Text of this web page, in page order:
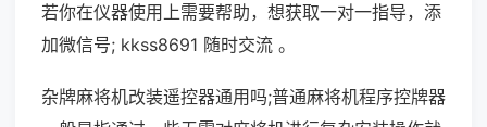
若你在仪器使用上需要帮助，想获取一对一指导，添
加微信号; kkss8691 随时交流 。
杂牌麻将机改装遥控器通用吗;普通麻将机程序控牌器